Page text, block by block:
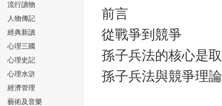
⑭
⑮
流行讀物
人物傳記
經典新讀
心理三國
心理史記
心理水滸
經濟管理
藝術及音樂
前言
從戰爭到競爭
孫子兵法的核心是
孫子兵法與競爭理論